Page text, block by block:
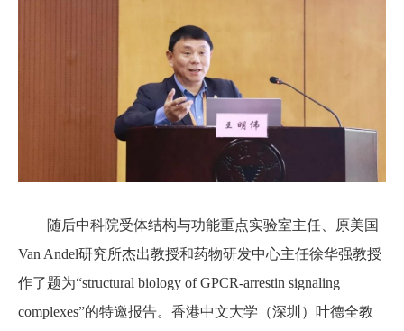
随后中科院受体结构与功能重点实验室主任、原美国
Van Andel研究所杰出教授和药物研发中心主任徐华强教授
作了题为“structural biology of GPCR-arrestin signaling
complexes”的特邀报告。香港中文大学（深圳）叶德全教